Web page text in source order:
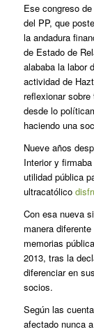
Ese congreso
del PP, que
la andadura
de Estado de
alababa la labor
actividad de
reflexionar
desde lo
haciendo una
Nueve años
Interior y
utilidad pública
ultracatólico
Con esa nueva
manera
memorias
2013, tras la
diferenciar en
socios.
Según las
afectado nunca